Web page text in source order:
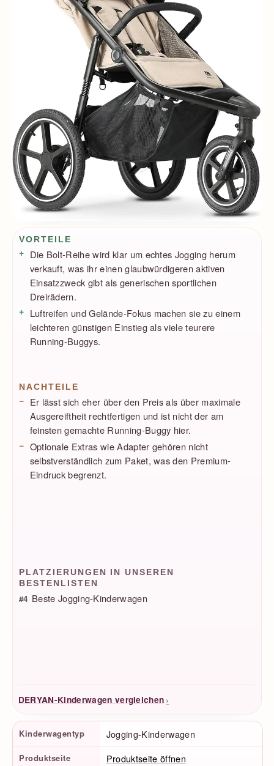
Vorteile / Nachteile
VORTEILE
Die Bolt-Reihe wird klar um echtes Jogging herum
verkauft, was ihr einen glaubwürdigeren aktiven
Einsatzzweck gibt als generischen sportlichen
Dreirädern.
Luftreifen und Gelände-Fokus machen sie zu einem
leichteren günstigen Einstieg als viele teurere
Running-Buggys.
NACHTEILE
Er lässt sich eher über den Preis als über maximale
Ausgereiftheit rechtfertigen und ist nicht der am
feinsten gemachte Running-Buggy hier.
Optionale Extras wie Adapter gehören nicht
selbstverständlich zum Paket, was den Premium-
Eindruck begrenzt.
PLATZIERUNGEN IN UNSEREN
BESTENLISTEN
#4 Beste Jogging-Kinderwagen
DERYAN-Kinderwagen vergleichen ›
Produktfakten
Kinderwagentyp Jogging-Kinderwagen
Produktseite Produktseite öffnen